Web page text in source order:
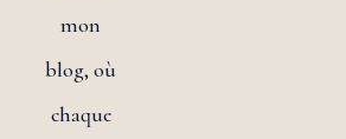
mon
blog, où
chaque